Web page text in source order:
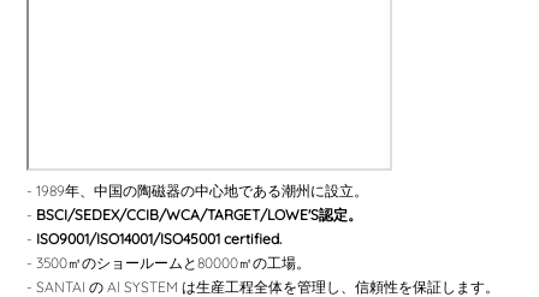
- 1989年、中国の陶磁器の中心地である潮州に設立。
- BSCI/SEDEX/CCIB/WCA/TARGET/LOWE'S認定。
- ISO9001/ISO14001/ISO45001 certified.
- 3500㎡のショールームと80000㎡の工場。
- SANTAI の Al SYSTEM は生産工程全体を管理し、信頼性を保証します。